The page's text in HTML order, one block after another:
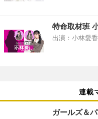
特命取材班
出演：小林愛香
連載
ガールズ＆